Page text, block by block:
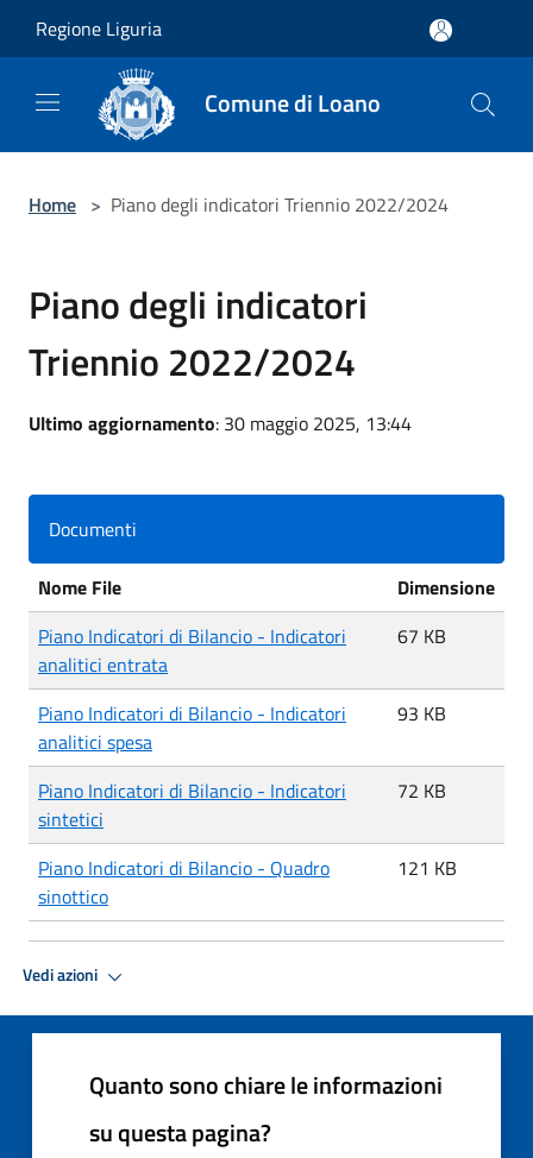
Regione Liguria
Comune di Loano
Home > Piano degli indicatori Triennio 2022/2024
Piano degli indicatori
Triennio 2022/2024
Ultimo aggiornamento: 30 maggio 2025, 13:44
Documenti
Nome File
Dimensione
Piano Indicatori di Bilancio - Indicatori
analitici entrata
67 KB
Piano Indicatori di Bilancio - Indicatori
analitici spesa
93 KB
Piano Indicatori di Bilancio - Indicatori
sintetici
72 KB
Piano Indicatori di Bilancio - Quadro
sinottico
121 KB
Vedi azioni
Quanto sono chiare le informazioni
su questa pagina?